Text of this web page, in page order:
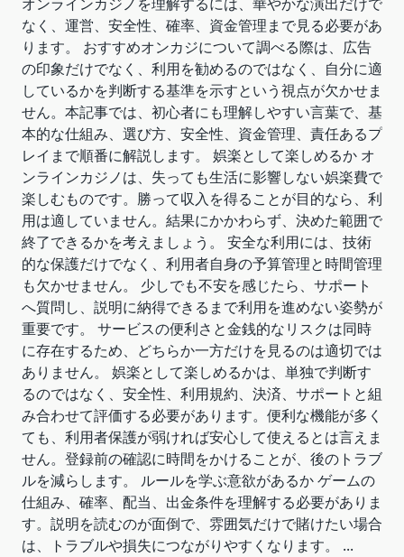
オンラインカジノを理解するには、華やかな演出だけで
なく、運営、安全性、確率、資金管理まで見る必要があ
ります。 おすすめオンカジについて調べる際は、広告
の印象だけでなく、利用を勧めるのではなく、自分に適
しているかを判断する基準を示すという視点が欠かせま
せん。本記事では、初心者にも理解しやすい言葉で、基
本的な仕組み、選び方、安全性、資金管理、責任あるプ
レイまで順番に解説します。 娯楽として楽しめるか オ
ンラインカジノは、失っても生活に影響しない娯楽費で
楽しむものです。勝って収入を得ることが目的なら、利
用は適していません。結果にかかわらず、決めた範囲で
終了できるかを考えましょう。 安全な利用には、技術
的な保護だけでなく、利用者自身の予算管理と時間管理
も欠かせません。 少しでも不安を感じたら、サポート
へ質問し、説明に納得できるまで利用を進めない姿勢が
重要です。 サービスの便利さと金銭的なリスクは同時
に存在するため、どちらか一方だけを見るのは適切では
ありません。 娯楽として楽しめるかは、単独で判断す
るのではなく、安全性、利用規約、決済、サポートと組
み合わせて評価する必要があります。便利な機能が多く
ても、利用者保護が弱ければ安心して使えるとは言えま
せん。登録前の確認に時間をかけることが、後のトラブ
ルを減らします。 ルールを学ぶ意欲があるか ゲームの
仕組み、確率、配当、出金条件を理解する必要がありま
す。説明を読むのが面倒で、雰囲気だけで賭けたい場合
は、トラブルや損失につながりやすくなります。
...